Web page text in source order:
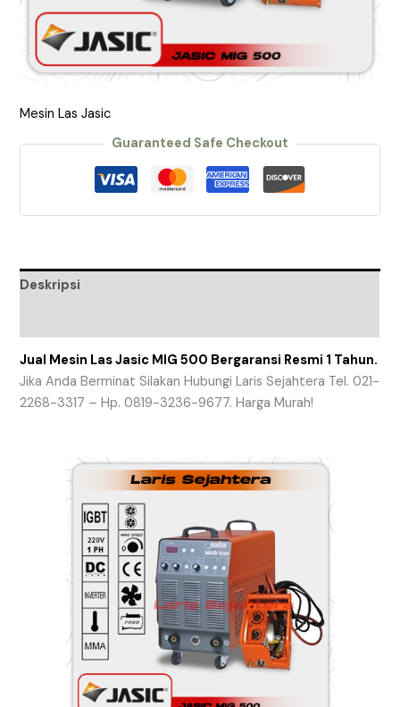
Mesin Las Jasic
Guaranteed Safe Checkout
Deskripsi
Jual Mesin Las Jasic MIG 500 Bergaransi Resmi 1 Tahun.
Jika Anda Berminat Silakan Hubungi Laris Sejahtera Tel. 021-
2268-3317 – Hp. 0819-3236-9677. Harga Murah!